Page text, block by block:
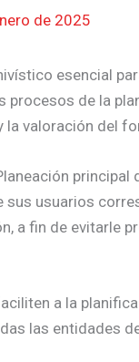
de 2025
esencial
procesos de la
la valoración del
usuarios
a fin de evitarle
a la
las entidades